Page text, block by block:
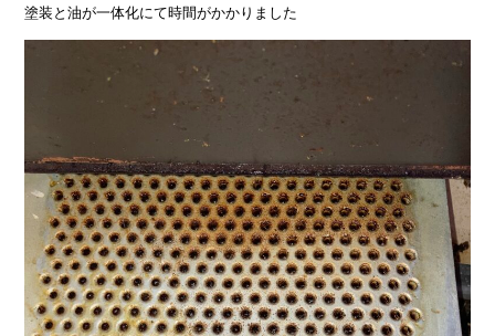
塗装と油が一体化にて時間がかかりました